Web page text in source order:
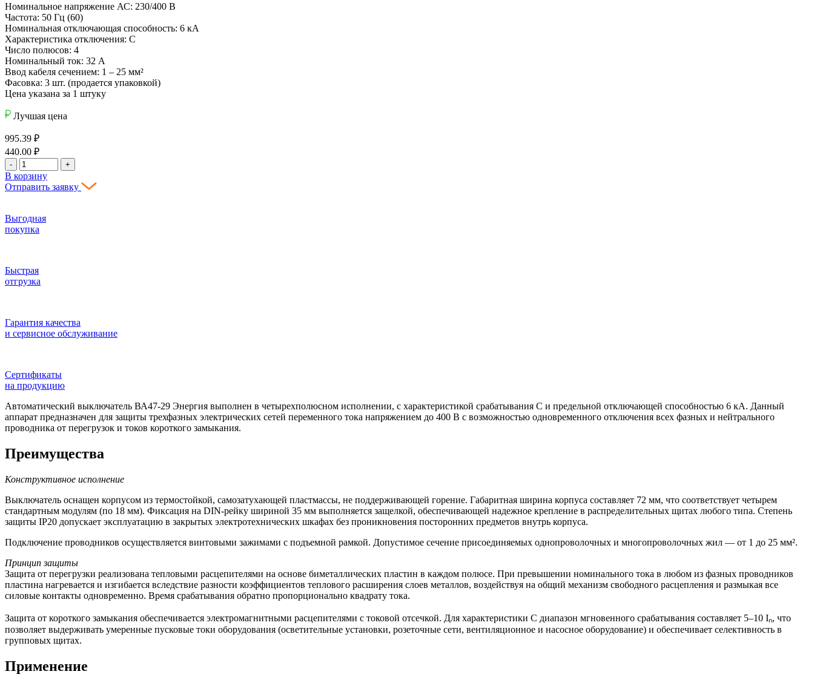
Номинальное напряжение АС: 230/400 В
Частота: 50 Гц (60)
Номинальная отключающая способность: 6 кА
Характеристика отключения: C
Число полюсов: 4
Номинальный ток: 32 А
Ввод кабеля сечением: 1 – 25 мм²
Фасовка: 3 шт. (продается упаковкой)
Цена указана за 1 штуку
Лучшая цена
995.39 ₽
440.00 ₽
- +
В корзину
Отправить заявку
Выгодная
покупка
Быстрая
отгрузка
Гарантия качества
и сервисное обслуживание
Сертификаты
на продукцию
Автоматический выключатель ВА47-29 Энергия выполнен в четырехполюсном исполнении, с характеристикой срабатывания С и предельной отключающей способностью 6 кА. Данный
аппарат предназначен для защиты трехфазных электрических сетей переменного тока напряжением до 400 В с возможностью одновременного отключения всех фазных и нейтрального
проводника от перегрузок и токов короткого замыкания.
Преимущества
Конструктивное исполнение
Выключатель оснащен корпусом из термостойкой, самозатухающей пластмассы, не поддерживающей горение. Габаритная ширина корпуса составляет 72 мм, что соответствует четырем
стандартным модулям (по 18 мм). Фиксация на DIN-рейку шириной 35 мм выполняется защелкой, обеспечивающей надежное крепление в распределительных щитах любого типа. Степень
защиты IP20 допускает эксплуатацию в закрытых электротехнических шкафах без проникновения посторонних предметов внутрь корпуса.
Подключение проводников осуществляется винтовыми зажимами с подъемной рамкой. Допустимое сечение присоединяемых однопроволочных и многопроволочных жил — от 1 до 25 мм².
Принцип защиты
Защита от перегрузки реализована тепловыми расцепителями на основе биметаллических пластин в каждом полюсе. При превышении номинального тока в любом из фазных проводников
пластина нагревается и изгибается вследствие разности коэффициентов теплового расширения слоев металлов, воздействуя на общий механизм свободного расцепления и размыкая все
силовые контакты одновременно. Время срабатывания обратно пропорционально квадрату тока.
Защита от короткого замыкания обеспечивается электромагнитными расцепителями с токовой отсечкой. Для характеристики С диапазон мгновенного срабатывания составляет 5–10 Iₙ, что
позволяет выдерживать умеренные пусковые токи оборудования (осветительные установки, розеточные сети, вентиляционное и насосное оборудование) и обеспечивает селективность в
групповых щитах.
Применение